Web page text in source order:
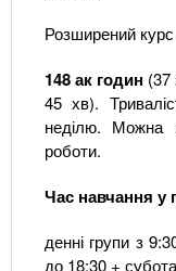
Розширений
148 ак годин (37
45 хв).
неділю. Можна
роботи.
Час навчання у
денні групи з
до 18:30 +